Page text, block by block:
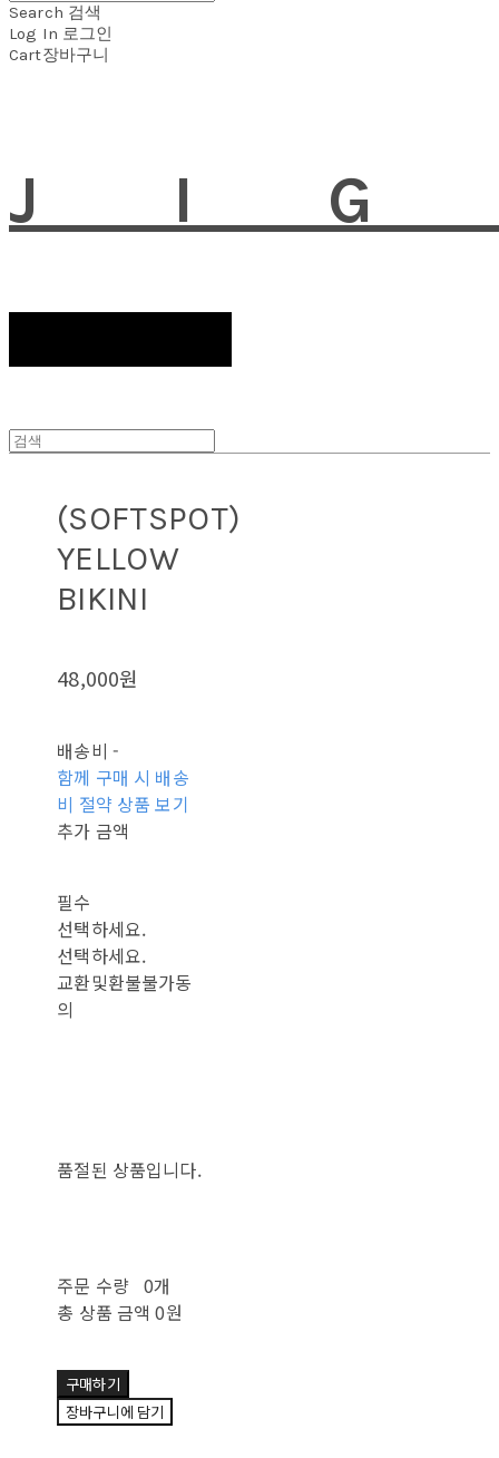
Search 검색
Log In 로그인
Cart장바구니
(SOFTSPOT)
YELLOW
BIKINI
48,000원
배송비 -
함께 구매 시 배송
비 절약 상품 보기
추가 금액
필수
선택하세요.
선택하세요.
교환및환불불가동
의
품절된 상품입니다.
주문 수량 0개
총 상품 금액 0원
구매하기
장바구니에 담기